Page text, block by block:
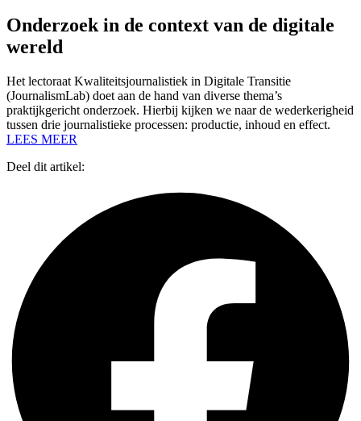
Onderzoek in de context van de digitale
wereld
Het lectoraat Kwaliteitsjournalistiek in Digitale Transitie
(JournalismLab) doet aan de hand van diverse thema’s
praktijkgericht onderzoek. Hierbij kijken we naar de wederkerigheid
tussen drie journalistieke processen: productie, inhoud en effect.
LEES MEER
Deel dit artikel: